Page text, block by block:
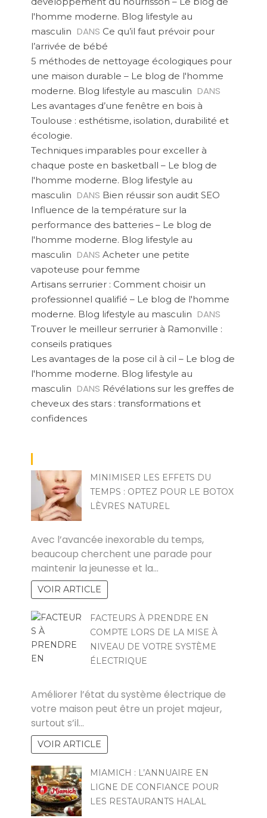
l'homme moderne. Blog lifestyle au
masculin DANS Ce qu’il faut prévoir pour
l’arrivée de bébé
5 méthodes de nettoyage écologiques pour
une maison durable – Le blog de l'homme
moderne. Blog lifestyle au masculin DANS
Les avantages d’une fenêtre en bois à
Toulouse : esthétisme, isolation, durabilité et
écologie.
Techniques imparables pour exceller à
chaque poste en basketball – Le blog de
l'homme moderne. Blog lifestyle au
masculin DANS Bien réussir son audit SEO
Influence de la température sur la
performance des batteries – Le blog de
l'homme moderne. Blog lifestyle au
masculin DANS Acheter une petite
vapoteuse pour femme
Artisans serrurier : Comment choisir un
professionnel qualifié – Le blog de l'homme
moderne. Blog lifestyle au masculin DANS
Trouver le meilleur serrurier à Ramonville :
conseils pratiques
Les avantages de la pose cil à cil – Le blog de
l'homme moderne. Blog lifestyle au
masculin DANS Révélations sur les greffes de
cheveux des stars : transformations et
confidences
MINIMISER LES EFFETS DU
TEMPS : OPTEZ POUR LE BOTOX
LÈVRES NATUREL
Avec l’avancée inexorable du temps,
beaucoup cherchent une parade pour
maintenir la jeunesse et la…
VOIR ARTICLE
FACTEURS À PRENDRE EN
COMPTE LORS DE LA MISE À
NIVEAU DE VOTRE SYSTÈME
ÉLECTRIQUE
Améliorer l’état du système électrique de
votre maison peut être un projet majeur,
surtout s’il…
VOIR ARTICLE
MIAMICH : L’ANNUAIRE EN
LIGNE DE CONFIANCE POUR
LES RESTAURANTS HALAL